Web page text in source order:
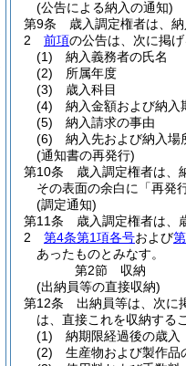
(公告による納入の通知)
第9条
歳入調定権者は、
2
前項の公告は、次に掲
(1)
納入義務者の氏名
(2)
所属年度
(3)
歳入科目
(4)
納入金額および納入
(5)
納入請求の事由
(6)
納入先および納入場
(通知書の再発行)
第10条
歳入調定権者は、
その表面の余白に「再発
(調定通知)
第11条
歳入調定権者は、
2
第4条第1項各号および
あったものとみなす。
第2節
収納
(出納員等の直接収納)
第12条
出納員等は、次に
は、直接これを収納する
(1)
納期限経過後の歳入
(2)
生産物および製作品